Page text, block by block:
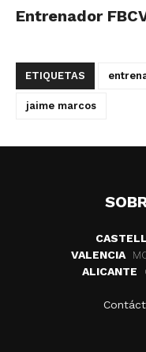
Entrenador
ETIQUETAS
jaime marcos
VALENCIA
ALICANTE